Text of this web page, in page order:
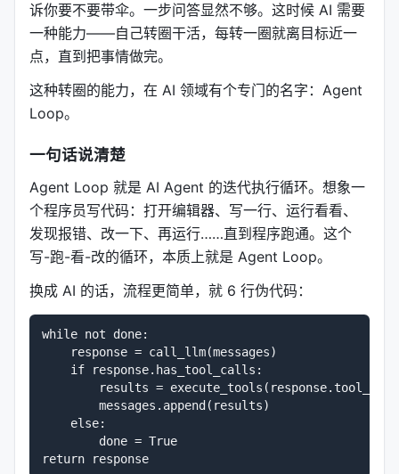
诉你要不要带伞。一步问答显然不够。这时候 AI 需要
一种能力——自己转圈干活，每转一圈就离目标近一
点，直到把事情做完。
这种转圈的能力，在 AI 领域有个专门的名字：Agent
Loop。
一句话说清楚
Agent Loop 就是 AI Agent 的迭代执行循环。想象一
个程序员写代码：打开编辑器、写一行、运行看看、
发现报错、改一下、再运行……直到程序跑通。这个
写-跑-看-改的循环，本质上就是 Agent Loop。
换成 AI 的话，流程更简单，就 6 行伪代码：
while not done:
    response = call_llm(messages)
    if response.has_tool_calls:
results =
        messages.append(results)
    else:
        done = True